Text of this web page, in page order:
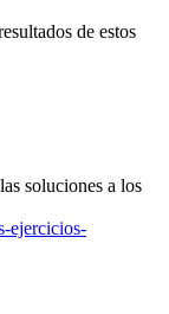
de estos
soluciones a los
ejercicios-